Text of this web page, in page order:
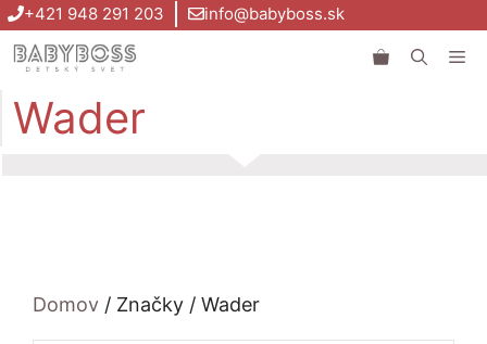
Preskočiť
na
obsah
+421 948 291 203 info@babyboss.sk
Wader
Domov / Značky / Wader